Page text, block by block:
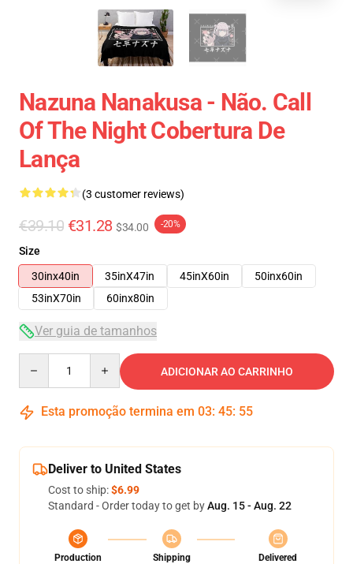
Nazuna Nanakusa - Não. Call
Of The Night Cobertura De
Lança
(3 customer reviews)
€39.10 €31.28 $34.00 -20%
Size
30inx40in
35inX47in 45inX60in
50inx60in
53inX70in
60inx80in
Ver guia de tamanhos
ADICIONAR AO CARRINHO
Esta promoção termina em 03: 45: 54
Deliver to United States
Cost to ship:$6.99
Standard - Order today to get byAug. 15 - Aug. 22
Production
Shipping
Delivered